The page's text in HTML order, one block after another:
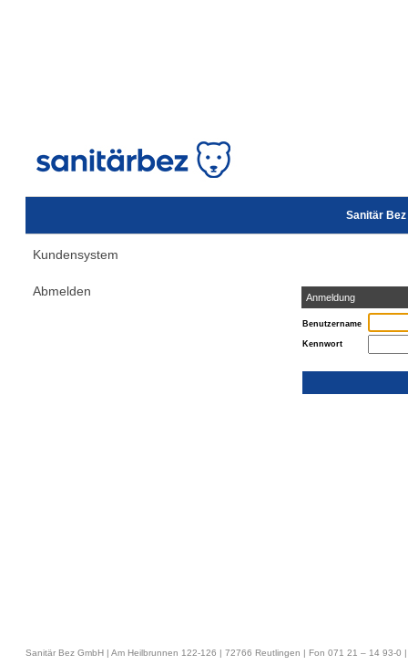
Sanitär
Kundensystem
Abmelden Anmeldung
Benutzername
Kennwort
Sanitär Bez GmbH | Am Heilbrunnen 122-126 | 72766 Reutlingen | Fon 071 21 – 14 93-0